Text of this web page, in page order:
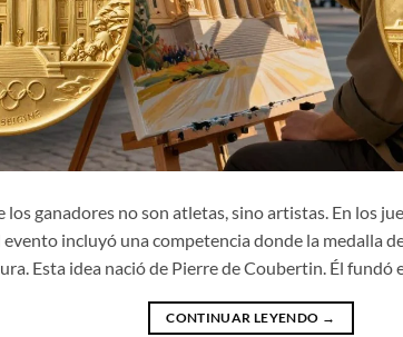
ganadores no son atletas, sino artistas. En los
incluyó una competencia donde la medalla
Esta idea nació de Pierre de Coubertin. Él
CONTINUAR LEYENDO →